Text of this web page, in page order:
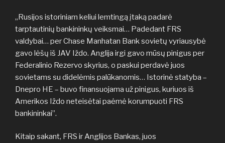
„Rusijos istoriniam keliui lemtingą įtaką padarė
tarptautinių bankininkų veiksmai… Padedant FRS
valdybai… per Chase Manhatan Bank sovietų vyriausybė
gavo lėšų iš JAV Iždo. Anglija irgi gavo mūsų pinigus per
Federalinio Rezervo skyrius, o paskui perdavė juos
sovietams su didelėmis palūkanomis… Istorinė statyba –
Dnepro HE – buvo finansuojama už pinigus, kuriuos iš
Amerikos Iždo neteisėtai paėmė korumpuoti FRS
bankininkai”.
Kitaip sakant, FRS ir Anglijos Bankas, juos